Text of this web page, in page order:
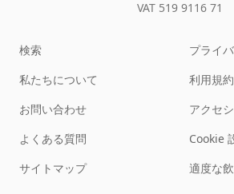
VAT 519 9116 71
検索
私たちについて
お問い合わせ
よくある質問
サイトマップ
プライ
利用規約
アクセ
Cookie
適度な